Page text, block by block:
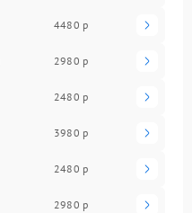
4480 р
2980 р
2480 р
3980 р
2480 р
2980 р